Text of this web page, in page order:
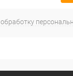
обработку